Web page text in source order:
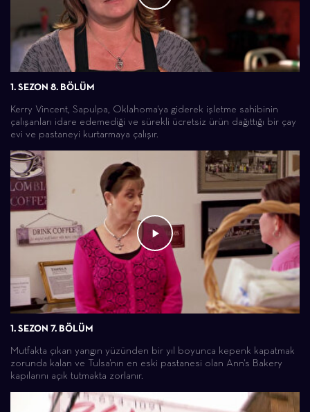
1. SEZON 8. BÖLÜM
Kerry Vincent, Sapulpa, Oklahoma'ya giderek işletme sahibinin
çalışanları idare edemediği ve sürekli ücretsiz ürün dağıttığı bir çay
evi ve pastaneyi kurtarmaya çalışır.
1. SEZON 7. BÖLÜM
Mutfakta çıkan yangın yüzünden bir yıl boyunca kepenk kapatmak
zorunda kalan ve Tulsa'nın en eski pastanesi olan Ann's Bakery
kapılarını açık tutmakta zorlanır.